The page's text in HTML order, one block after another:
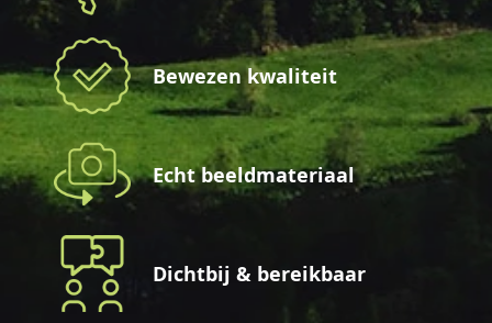
Bewezen kwaliteit
Echt beeldmateriaal
Dichtbij & bereikbaar